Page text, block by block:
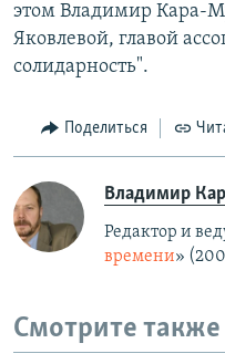
этом Владимир Кара-
Яковлевой, главой
солидарность".
Поделиться
Владимир
Редактор и
времени»
Смотрите также